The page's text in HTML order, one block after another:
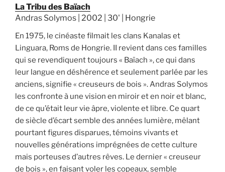
La Tribu des Baïach
Andras Solymos | 2002 | 30' | Hongrie
En 1975, le cinéaste filmait les clans Kanalas et
Linguara, Roms de Hongrie. II revient dans ces familles
qui se revendiquent toujours « Baïach », ce qui dans
leur langue en déshérence et seulement parlée par les
anciens, signifie « creuseurs de bois ». Andras Solymos
les confronte à une vision en miroir et en noir et blanc,
de ce qu’était leur vie âpre, violente et libre. Ce quart
de siècle d’écart semble des années lumière, mêlant
pourtant figures disparues, témoins vivants et
nouvelles générations imprégnées de cette culture
mais porteuses d’autres rêves. Le dernier « creuseur
de bois », en faisant voler les copeaux, semble